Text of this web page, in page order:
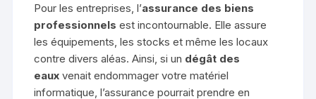
Pour les entreprises, l’assurance des biens
professionnels est incontournable. Elle assure
les équipements, les stocks et même les locaux
contre divers aléas. Ainsi, si un dégât des
eaux venait endommager votre matériel
informatique, l’assurance pourrait prendre en